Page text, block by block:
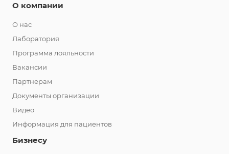
О компании
О нас
Лаборатория
Программа лояльности
Вакансии
Партнерам
Документы организации
Видео
Информация для пациентов
Бизнесу